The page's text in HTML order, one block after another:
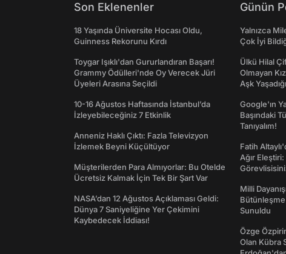
Son Eklenenler
18 Yaşında Üniversite Hocası Oldu,
Guinness Rekorunu Kırdı
Toygar Işıklı'dan Gururlandıran Başarı!
Grammy Ödülleri'nde Oy Verecek Jüri
Üyeleri Arasına Seçildi
10-16 Ağustos Haftasında İstanbul’da
İzleyebileceğiniz 7 Etkinlik
Anneniz Haklı Çıktı: Fazla Televizyon
İzlemek Beyni Küçültüyor
Müşterilerden Para Almıyorlar: Bu Otelde
Ücretsiz Kalmak İçin Tek Bir Şart Var
NASA’dan 12 Ağustos Açıklaması Geldi:
Dünya 7 Saniyeliğine Yer Çekimini
Kaybedecek İddiası!
Günün
Yalnızca
Çok İyi
Ülkü Hilal
Olmayan
Aşk
Google'ın
Başındaki
Tanıyalım!
Fatih
Ağır
Milli
Sunuldu
Özge
Olan Kübra